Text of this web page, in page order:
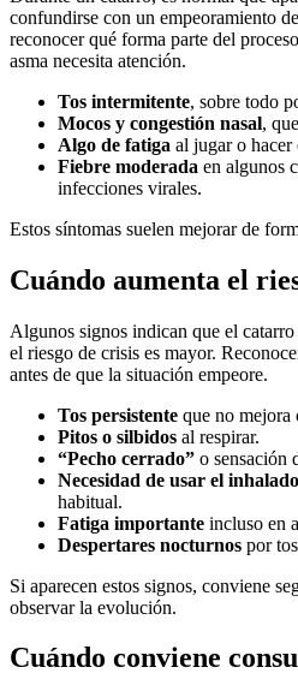
confundirse con un empeoramiento
reconocer qué forma parte del
asma necesita atención.
Tos intermitente, sobre todo
Mocos y congestión nasal,
Algo de fatiga al jugar o hacer
Fiebre moderada en algunos
infecciones virales.
Estos síntomas suelen mejorar de
Cuándo aumenta el
Algunos signos indican que el
el riesgo de crisis es mayor.
antes de que la situación empeore.
Tos persistente que no mejora
Pitos o silbidos al respirar.
“Pecho cerrado” o sensación
Necesidad de usar el
habitual.
Fatiga importante incluso en
Despertares nocturnos por
Si aparecen estos signos, conviene
observar la evolución.
Cuándo conviene